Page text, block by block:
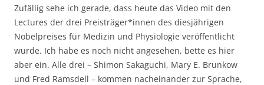
Zufällig sehe ich gerade, dass heute das Video mit den
Lectures der drei Preisträger*innen des diesjährigen
Nobelpreises für Medizin und Physiologie veröffentlicht
wurde. Ich habe es noch nicht angesehen, bette es hier
aber ein. Alle drei – Shimon Sakaguchi, Mary E. Brunkow
und Fred Ramsdell – kommen nacheinander zur Sprache,